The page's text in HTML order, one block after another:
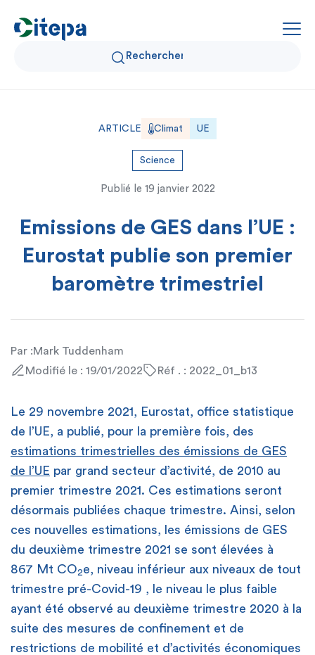
Qui sommes-nous ?
Données Air et Climat
Actualités et décryptages
Expertise et solutions
ARTICLE Climat UE
Science
Publié le 19 janvier 2022
Emissions de GES dans l’UE :
Eurostat publie son premier
baromètre trimestriel
Par :Mark Tuddenham
Modifié le : 19/01/2022
Réf . : 2022_01_b13
Le 29 novembre 2021, Eurostat, office statistique
de l’UE, a publié, pour la première fois, des
estimations trimestrielles des émissions de GES
de l’UE par grand secteur d’activité, de 2010 au
premier trimestre 2021. Ces estimations seront
désormais publiées chaque trimestre. Ainsi, selon
ces nouvelles estimations, les émissions de GES
du deuxième trimestre 2021 se sont élevées à
867 Mt CO2e, niveau inférieur aux niveaux de tout
trimestre pré-Covid-19 , le niveau le plus faible
ayant été observé au deuxième trimestre 2020 à la
suite des mesures de confinement et de
restrictions de mobilité et d’activités économiques